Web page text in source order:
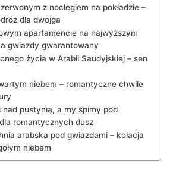
z ​noclegiem na ⁤pokładzie –⁢
dla dwojga
apartamencie na najwyższym
gwiazdy ⁣gwarantowany
życia w Arabii Saudyjskiej – sen
niebem – romantyczne chwile
nad pustynią, a my śpimy pod
romantycznych dusz
arabska pod gwiazdami – kolacja
niebem